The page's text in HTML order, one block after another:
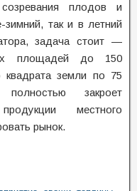
созревания плодов и
так и в летний
задача стоит —
площадей до 150
квадрата земли по 75
закроет
местного
рынок.